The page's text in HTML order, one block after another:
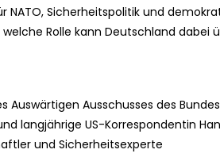
NATO, Sicherheitspolitik und
Rolle kann Deutschland dabei
Auswärtigen Ausschusses des
langjährige US-Korrespondentin
und Sicherheitsexperte